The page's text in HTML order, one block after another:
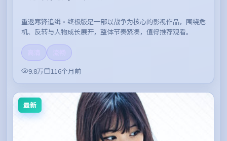
重返寒锋追缉·终极版是一部以战争为核心的影视作品，围绕危
机、反转与人物成长展开，整体节奏紧凑，值得推荐观看。
9.8万
116个月前
最新